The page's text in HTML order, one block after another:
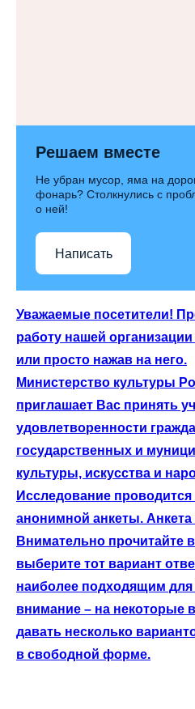
Решаем вместе
Не убран мусор, яма на
фонарь? Столкнулись с
о ней!
Написать
Уважаемые посетители!
работу нашей
или просто нажав на него.
Министерство культуры
приглашает Вас принять
удовлетворенности
государственных и
культуры, искусства и
Исследование
анонимной анкеты. Анкета
Внимательно прочитайте
выберите тот вариант
наиболее подходящим для
внимание – на некоторые
давать несколько
в свободной форме.